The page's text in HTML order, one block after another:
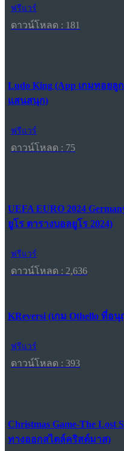
ฟรีแวร์
ดาวน์โหลด : 181
Ludo King (App เกมทอยลู
แสนสนุก)
ฟรีแวร์
ดาวน์โหลด : 75
UEFA EURO 2024
ยูโร ตารางบอลยูโร 2024)
ฟรีแวร์
ดาวน์โหลด : 2,636
KReversi (เกม Othello ที่อ
ฟรีแวร์
ดาวน์โหลด : 393
Christmas Game-The
ทางออกสไตล์คริสต์มาส)